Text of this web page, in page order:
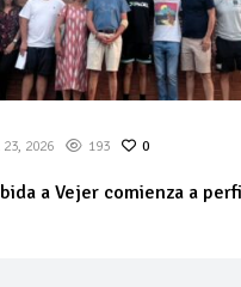
2026 193 0
a Vejer comienza a